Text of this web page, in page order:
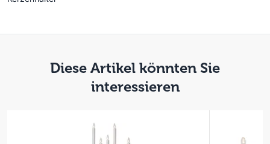
Diese Artikel könnten Sie
interessieren